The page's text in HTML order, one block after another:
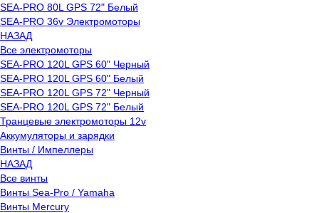
SEA-PRO 80L GPS 72" Белый
SEA-PRO 36v Электромоторы
НАЗАД
Все электромоторы
SEA-PRO 120L GPS 60" Черный
SEA-PRO 120L GPS 60" Белый
SEA-PRO 120L GPS 72" Черный
SEA-PRO 120L GPS 72" Белый
Транцевые электромоторы 12v
Аккумуляторы и зарядки
Винты / Импеллеры
НАЗАД
Все винты
Винты Sea-Pro / Yamaha
Винты Mercury